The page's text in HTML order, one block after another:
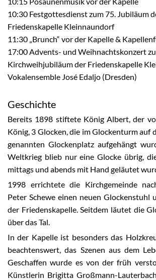
10:30 Festgottesdienst zum 75. Jubiläum
Friedenskapelle Kleinnaundorf
11:30 „Brunch“ vor der Kapelle &
17:00 Advents- und Weihnachtskonzert
Kirchweihjubiläum der Friedenskapelle
Vokalensemble José Edaljo (Dresden)
Geschichte
Bereits 1898 stiftete König Albert, der
König, 3 Glocken, die im Glockenturm auf
genannten Glockenplatz aufgehängt
Weltkrieg blieb nur eine Glocke übrig,
mittags und abends mit Hand geläutet
1998 errichtete die Kirchgemeinde
Peter Schewe einen neuen Glockenstuhl
der Friedenskapelle. Seitdem läutet die
über das Tal.
In der Kapelle ist besonders das
beachtenswert, das Szenen aus dem
Geschaffen wurde es von der früh
Künstlerin Brigitta Großmann-